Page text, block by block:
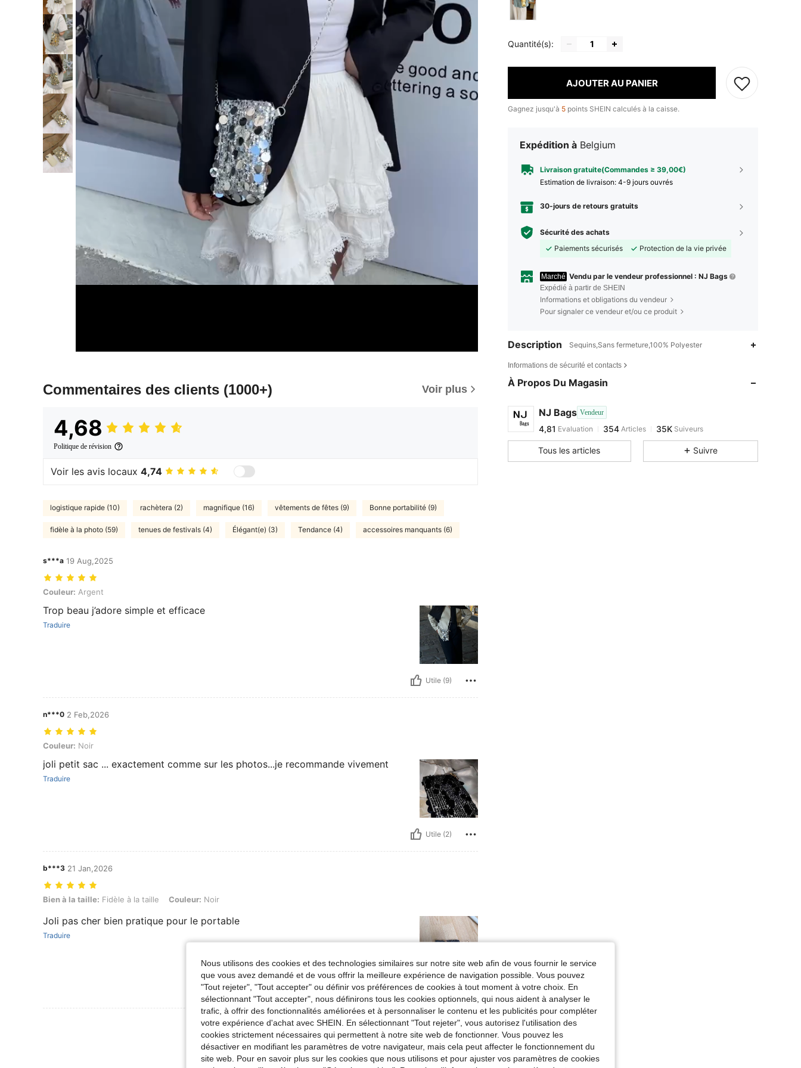
Commentaires des clients (1000+) Voir plus
4,68
Politique de révision
Voir les avis locaux 4,74
logistique rapide (10) rachètera (2) magnifique (16) vêtements de fêtes (9) Bonne portabilité (9)
fidèle à la photo (59) tenues de festivals (4) Élégant(e) (3) Tendance (4) accessoires manquants (6)
s***a 19 Aug,2025
Couleur: Argent
Couleur: Argent
Trop beau j’adore simple et efficace
Traduire
Utile (9)
n***0 2 Feb,2026
Couleur: Noir
Couleur: Noir
joli petit sac ... exactement comme sur les photos...je recommande vivement
Traduire
Utile (2)
b***3 21 Jan,2026
Bien à la taille: Fidèle à la taille, Couleur: Noir
Bien à la taille: Fidèle à la taille Couleur: Noir
Joli pas cher bien pratique pour le portable
Traduire
Utile (2)
Voir Plus D'avis
Quantité(s):
AJOUTER AU PANIER
Gagnez jusqu'à 5 points SHEIN calculés à la caisse.
Expédition à Belgium
Livraison gratuite(Commandes ≥ 39,00€)
Estimation de livraison: 4-9 jours ouvrés
30-jours de retours gratuits
Sécurité des achats
Paiements sécurisés
Protection de la vie privée
Marché Vendu par le vendeur professionnel : NJ Bags
Expédié à partir de SHEIN
Informations et obligations du vendeur
Pour signaler ce vendeur et/ou ce produit
Description Sequins,Sans fermeture,100% Polyester
Informations de sécurité et contacts
À Propos Du Magasin
NJ Bags Vendeur
4,81 354
35K
4,81
354
4,81
354
Evaluation 354
b***best en train de naviguer
4,81 354
35K
4,81
Tous les articles Suivre
Nous utilisons des cookies et des technologies similaires sur notre site web afin de vous fournir le service
que vous avez demandé et de vous offrir la meilleure expérience de navigation possible. Vous pouvez
"Tout rejeter", "Tout accepter" ou définir vos préférences de cookies à tout moment à votre choix. En
sélectionnant "Tout accepter", nous définirons tous les cookies optionnels, qui nous aident à analyser le
trafic, à offrir des fonctionnalités améliorées et à personnaliser le contenu et les publicités pour compléter
votre expérience d'achat avec SHEIN. En sélectionnant "Tout rejeter", vous autorisez l'utilisation des
cookies strictement nécessaires qui permettent à notre site web de fonctionner. Vous pouvez les
désactiver en modifiant les paramètres de votre navigateur, mais cela peut affecter le fonctionnement du
site web. Pour en savoir plus sur les cookies que nous utilisons et pour ajuster vos paramètres de cookies